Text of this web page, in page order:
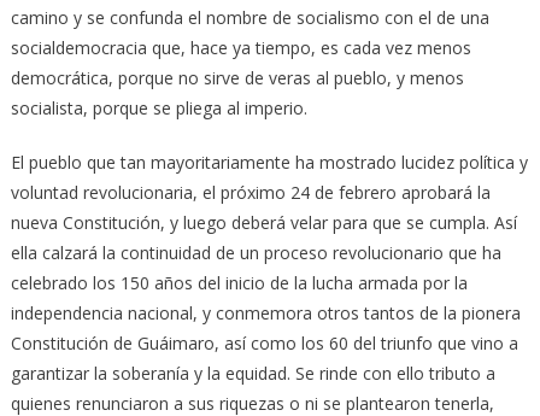
camino y se confunda el nombre de socialismo con el de una
socialdemocracia que, hace ya tiempo, es cada vez menos
democrática, porque no sirve de veras al pueblo, y menos
socialista, porque se pliega al imperio.
El pueblo que tan mayoritariamente ha mostrado lucidez política y
voluntad revolucionaria, el próximo 24 de febrero aprobará la
nueva Constitución, y luego deberá velar para que se cumpla. Así
ella calzará la continuidad de un proceso revolucionario que ha
celebrado los 150 años del inicio de la lucha armada por la
independencia nacional, y conmemora otros tantos de la pionera
Constitución de Guáimaro, así como los 60 del triunfo que vino a
garantizar la soberanía y la equidad. Se rinde con ello tributo a
quienes renunciaron a sus riquezas o ni se plantearon tenerla,